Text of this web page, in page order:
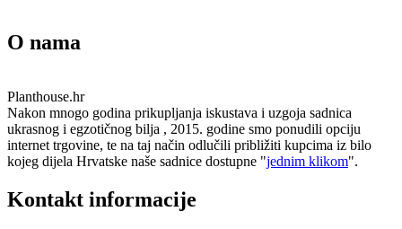
O nama
Planthouse.hr
Nakon mnogo godina prikupljanja iskustava i uzgoja sadnica
ukrasnog i egzotičnog bilja , 2015. godine smo ponudili opciju
internet trgovine, te na taj način odlučili približiti kupcima iz bilo
kojeg dijela Hrvatske naše sadnice dostupne "jednim klikom".
Kontakt informacije